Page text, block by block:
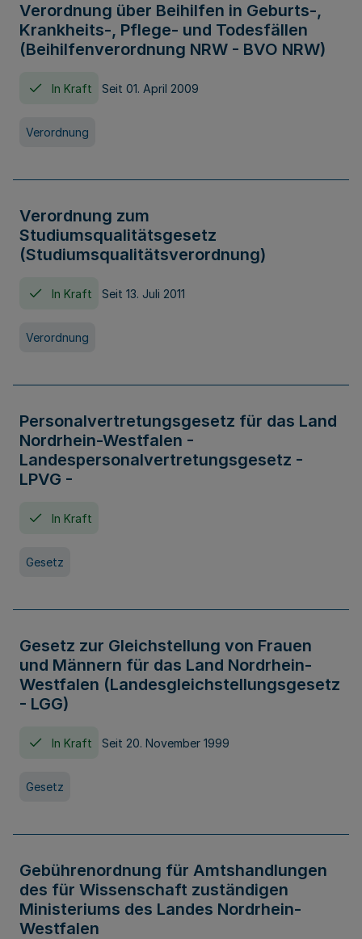
Verordnung über Beihilfen in Geburts-,
Krankheits-, Pflege- und Todesfällen
(Beihilfenverordnung NRW - BVO NRW)
In Kraft Seit 01. April 2009
Verordnung
Verordnung zum
Studiumsqualitätsgesetz
(Studiumsqualitätsverordnung)
In Kraft Seit 13. Juli 2011
Verordnung
Personalvertretungsgesetz für das Land
Nordrhein-Westfalen -
Landespersonalvertretungsgesetz -
LPVG -
In Kraft
Gesetz
Gesetz zur Gleichstellung von Frauen
und Männern für das Land Nordrhein-
Westfalen (Landesgleichstellungsgesetz
- LGG)
In Kraft Seit 20. November 1999
Gesetz
Gebührenordnung für Amtshandlungen
des für Wissenschaft zuständigen
Ministeriums des Landes Nordrhein-
Westfalen